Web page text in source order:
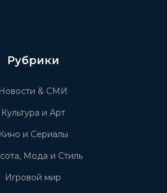
Рубрики
Новости & СМИ
Культура и Арт
Кино и Сериалы
Мода и Стиль
Игровой мир